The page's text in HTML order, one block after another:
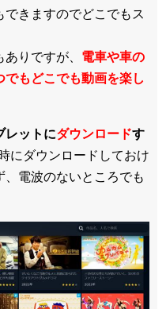
できますのでどこでもス
りですが、 電車や車の
もどこでも動画を楽し
レットにダウンロードす
にダウンロードしておけ
電波のないところでも